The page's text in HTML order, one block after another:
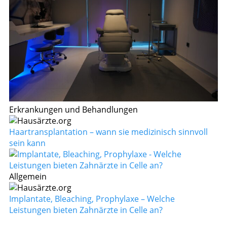
Erkrankungen und Behandlungen
Haartransplantation – wann sie medizinisch sinnvoll
sein kann
Allgemein
Implantate, Bleaching, Prophylaxe – Welche
Leistungen bieten Zahnärzte in Celle an?